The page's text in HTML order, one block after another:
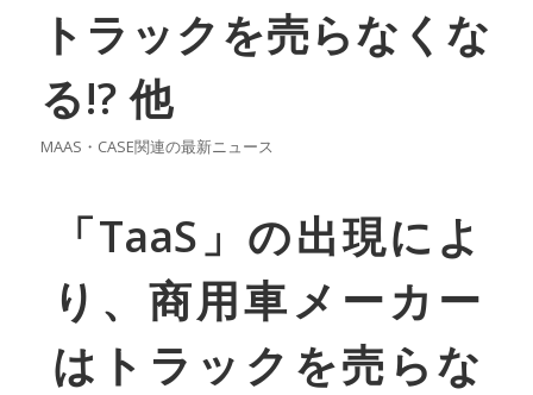
トラックを売らなくな
る!? 他
MAAS・CASE関連の最新ニュース
「TaaS」の出現によ
り、商用車メーカー
はトラックを売らな